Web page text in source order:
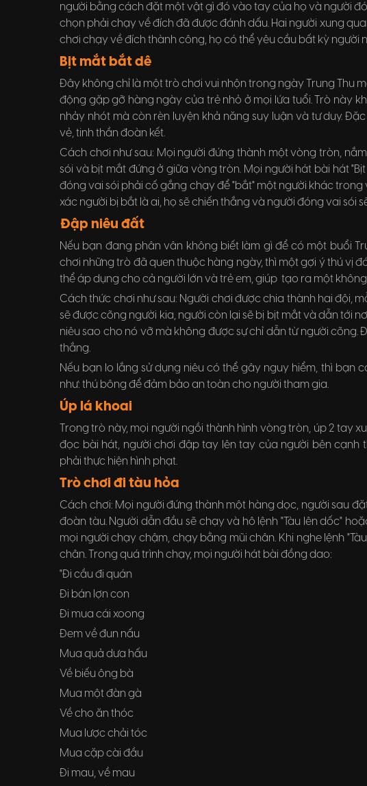
người bằng cách đặt một vật gì đó vào tay của họ và người
chọn phải chạy về đích đã được đánh dấu. Hai người xung
chơi chạy về đích thành công, họ có thể yêu cầu bất kỳ người
Bịt mắt bắt dê
Đây không chỉ là một trò chơi vui nhộn trong ngày Trung Thu
động gặp gỡ hàng ngày của trẻ nhỏ ở mọi lứa tuổi. Trò này
nhảy nhót mà còn rèn luyện khả năng suy luận và tư duy.
vẻ, tinh thần đoàn kết.
Cách chơi như sau: Mọi người đứng thành một vòng tròn,
sói và bịt mắt đứng ở giữa vòng tròn. Mọi người hát bài hát
đóng vai sói phải cố gắng chạy để "bắt" một người khác
xác người bị bắt là ai, họ sẽ chiến thắng và người đóng vai sói
Đập niêu đất
Nếu bạn đang phân vân không biết làm gì để có một buổi
chơi những trò đã quen thuộc hàng ngày, thì một gợi ý thú vị
thể áp dụng cho cả người lớn và trẻ em, giúp tạo ra một
Cách thức chơi như sau: Người chơi được chia thành hai đội,
sẽ được cõng người kia, người còn lại sẽ bị bịt mắt và dẫn tới
niêu sao cho nó vỡ mà không được sự chỉ dẫn từ người cõng.
thắng.
Nếu bạn lo lắng sử dụng niêu có thể gây nguy hiểm, thì bạn
như: thú bông để đảm bảo an toàn cho người tham gia.
Úp lá khoai
Trong trò này, mọi người ngồi thành hình vòng tròn, úp 2 tay
đọc bài hát, người chơi đập tay lên tay của người bên cạnh
phải thực hiện hình phạt.
Trò chơi đi tàu hỏa
Cách chơi: Mọi người đứng thành một hàng dọc, người sau
đoàn tàu. Người dẫn đầu sẽ chạy và hô lệnh "Tàu lên dốc"
mọi người chạy chậm, chạy bằng mũi chân. Khi nghe lệnh
chân. Trong quá trình chạy, mọi người hát bài đồng dao:
"Đi cầu đi quán
Đi bán lợn con
Đi mua cái xoong
Đem về đun nấu
Mua quả dưa hấu
Về biếu ông bà
Mua một đàn gà
Về cho ăn thóc
Mua lược chải tóc
Mua cặp cài đầu
Đi mau, về mau